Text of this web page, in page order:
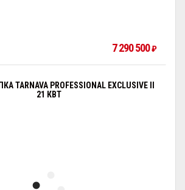
7 290 500₽
TARNAVA PROFESSIONAL EXCLUSIVE II
21 КВТ